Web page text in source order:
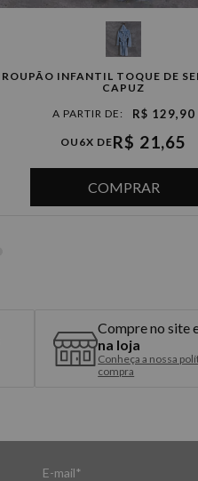
ROUPÃO INFANTIL TOQUE DE
CAPUZ
R$ 129,90
OU 6X DER$ 21,65
COMPRAR
Compre no site
na loja
Conheça a nossa
compra
E-mail*